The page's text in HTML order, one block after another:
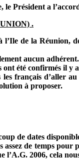
le Président a
.
de la Réunion,
aucun
ont été confirmés il
français d’aller
à proposer.
de dates
assez de temps
l’A.G. 2006, cela